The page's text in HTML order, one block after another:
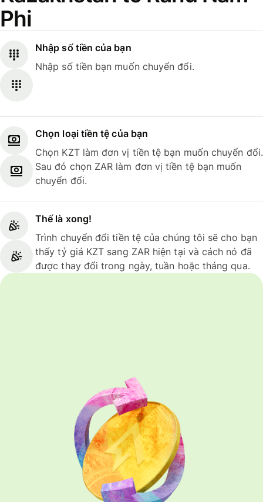
Phi
Nhập số tiền của bạn
Nhập số tiền bạn muốn chuyển đổi.
Chọn loại tiền tệ của bạn
Chọn KZT làm đơn vị tiền tệ bạn muốn chuyển đổi.
Sau đó chọn ZAR làm đơn vị tiền tệ bạn muốn
chuyển đổi.
Thế là xong!
Trình chuyển đổi tiền tệ của chúng tôi sẽ cho bạn
thấy tỷ giá KZT sang ZAR hiện tại và cách nó đã
được thay đổi trong ngày, tuần hoặc tháng qua.